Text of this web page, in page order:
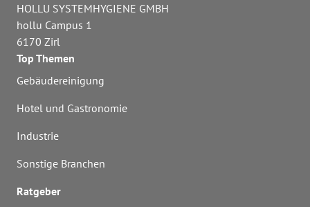
HOLLU SYSTEMHYGIENE GMBH
hollu Campus 1
6170 Zirl
Top Themen
Gebäudereinigung
Hotel und Gastronomie
Industrie
Sonstige Branchen
Ratgeber